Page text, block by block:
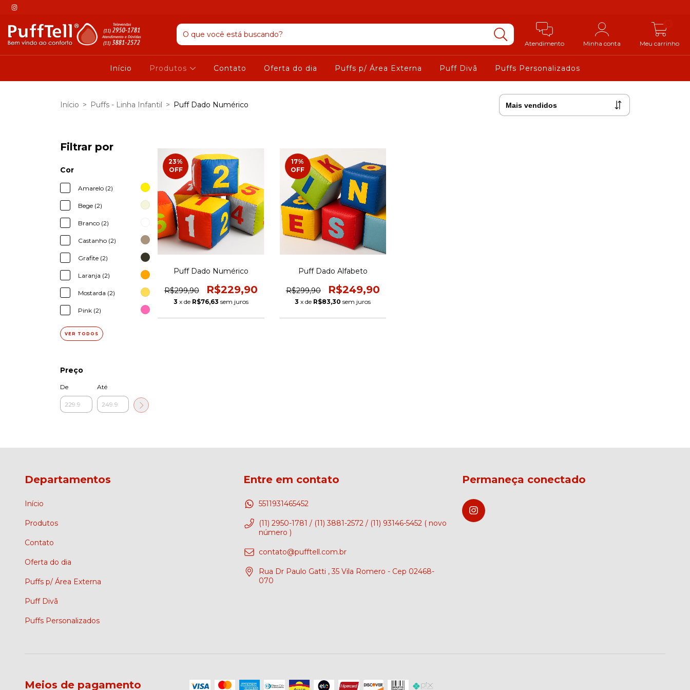
Atendimento Minha conta Meu carrinho
Início Produtos Contato Oferta do dia Puffs p/ Área Externa Puff Divã Puffs Personalizados
Início > Puffs - Linha Infantil > Puff Dado Numérico
Filtrar por
Cor
Amarelo (2)
Bege (2)
Branco (2)
Castanho (2)
Grafite (2)
Laranja (2)
Mostarda (2)
Pink (2)
VER TODOS
Preço
De Até
23%
OFF
Puff Dado Numérico
R$299,90 R$229,90
3 x de R$76,63 sem juros
17%
OFF
Puff Dado Alfabeto
R$299,90 R$249,90
3 x de R$83,30 sem juros
Departamentos
Início
Produtos
Contato
Oferta do dia
Puffs p/ Área Externa
Puff Divã
Puffs Personalizados
Entre em contato
5511931465452
(11) 2950-1781 / (11) 3881-2572 / (11) 93146-5452 ( novo
número )
contato@pufftell.com.br
Rua Dr Paulo Gatti , 35 Vila Romero - Cep 02468-
070
Permaneça conectado
Meios de pagamento